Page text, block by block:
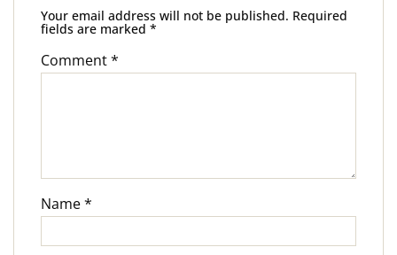
Your email address will not be published. Required
fields are marked *
Comment*
Name*